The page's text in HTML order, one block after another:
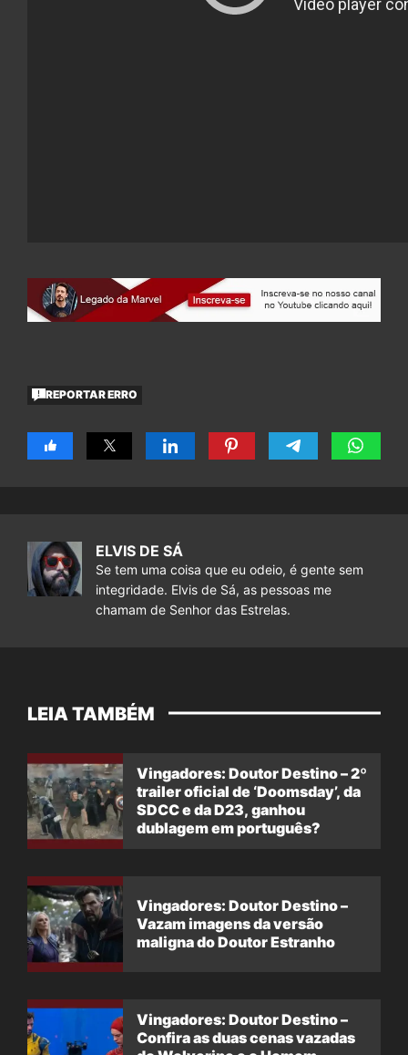
REPORTAR ERRO
ELVIS DE SÁ
Se tem uma coisa que eu odeio, é gente sem
integridade. Elvis de Sá, as pessoas me
chamam de Senhor das Estrelas.
LEIA TAMBÉM
Vingadores: Doutor Destino – 2º
trailer oficial de ‘Doomsday’, da
SDCC e da D23, ganhou
dublagem em português?
Vingadores: Doutor Destino –
Vazam imagens da versão
maligna do Doutor Estranho
Vingadores: Doutor Destino –
Confira as duas cenas vazadas